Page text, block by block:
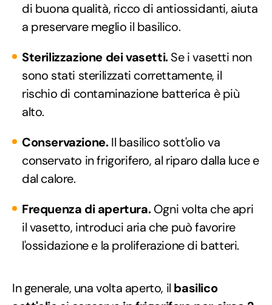
di buona qualità, ricco di antiossidanti, aiuta
a preservare meglio il basilico.
Sterilizzazione dei vasetti.Se i vasetti non
sono stati sterilizzati correttamente, il
rischio di contaminazione batterica è più
alto.
Conservazione.Il basilico sott'olio va
conservato in frigorifero, al riparo dalla luce e
dal calore.
Frequenza di apertura.Ogni volta che apri
il vasetto, introduci aria che può favorire
l'ossidazione e la proliferazione di batteri.
In generale, una volta aperto, il basilico